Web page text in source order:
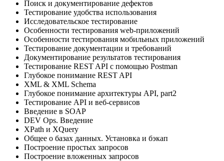
Поиск и документирование дефектов
Тестирование удобства использования
Исследовательское тестирование
Особенности тестирования web-приложений
Особенности тестирования мобильных приложений
Тестирование документации и требований
Документирование результатов тестирования
Тестирование REST API с помощью Postman
Глубокое понимание REST API
XML & XML Schema
Глубокое понимание архитектуры API, part2
Тестирование API и веб-сервисов
Введение в SOAP
DEV Ops. Введение
XPath и XQuery
Общее о базах данных. Установка и бэкап
Построение простых запросов
Построение вложенных запросов